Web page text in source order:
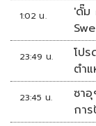
1:02 น.
'ดั๊ม
23:49 น.
โป
ตำ
'พล
23:45 น.
ซา
กา